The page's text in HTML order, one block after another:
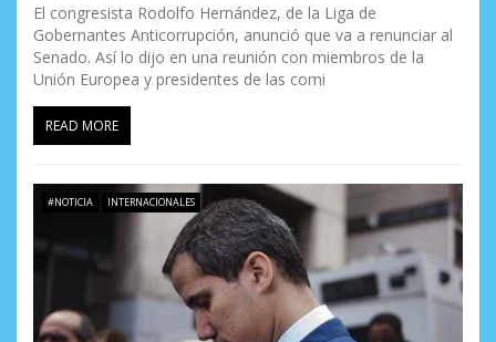
El congresista Rodolfo Hernández, de la Liga de
Gobernantes Anticorrupción, anunció que va a renunciar al
Senado. Así lo dijo en una reunión con miembros de la
Unión Europea y presidentes de las comi
READ MORE
#NOTICIA INTERNACIONALES